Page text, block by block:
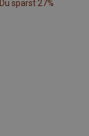
Du sparst 27%